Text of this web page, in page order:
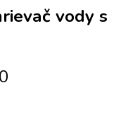
vody s